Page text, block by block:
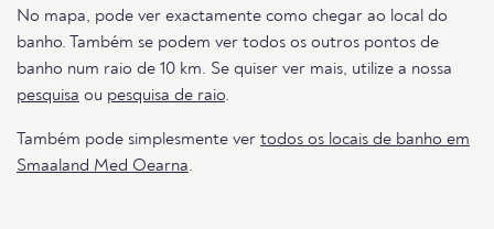
No mapa, pode ver exactamente como chegar ao local do
banho. Também se podem ver todos os outros pontos de
banho num raio de 10 km. Se quiser ver mais, utilize a nossa
pesquisa ou pesquisa de raio.
Também pode simplesmente ver todos os locais de banho em
Smaaland Med Oearna.